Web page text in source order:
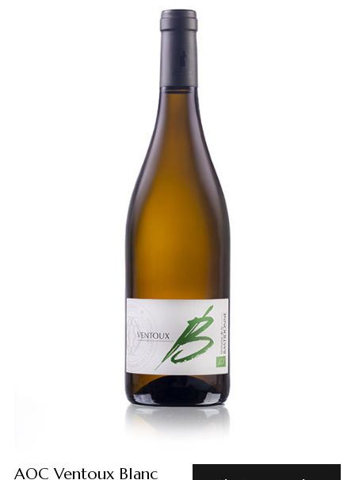
AOC Ventoux Blanc